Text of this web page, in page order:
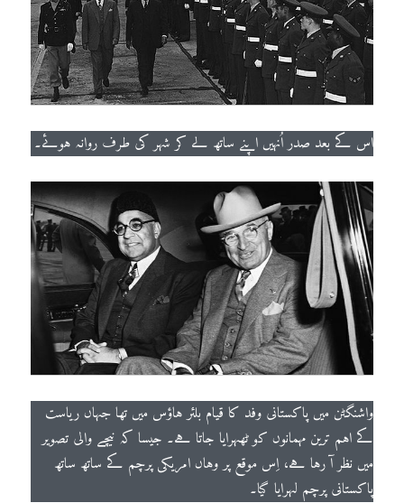
اس کے بعد صدر اُنہیں اپنے ساتھ لے کر شہر کی طرف روانہ ہوئے۔
واشنگٹن میں پاکستانی وفد کا قیام بلئر ہاؤس میں تھا جہاں ریاست
کے اہم ترین مہمانوں کو ٹھہرایا جاتا ہے۔ جیسا کہ نیچے والی تصویر
میں نظر آ رہا ہے، اِس موقع پر وہاں امریکی پرچم کے ساتھ ساتھ
پاکستانی پرچم لہرایا گیا۔